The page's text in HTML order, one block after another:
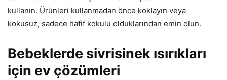
kullanın. Ürünleri kullanmadan önce koklayın veya
kokusuz, sadece hafif kokulu olduklarından emin olun.
Bebeklerde sivrisinek ısırıkları
için ev çözümleri